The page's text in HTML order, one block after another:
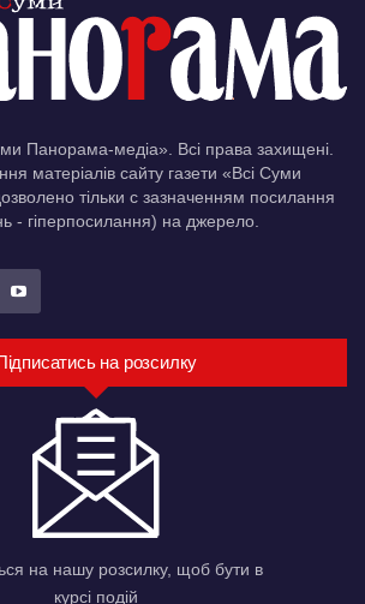
Панорама-медіа». Всі права захищені.
матеріалів сайту газети «Всі Суми
тільки c зазначенням посилання
- гіперпосилання) на джерело.
на розсилку
на нашу розсилку, щоб бути в
курсі подій